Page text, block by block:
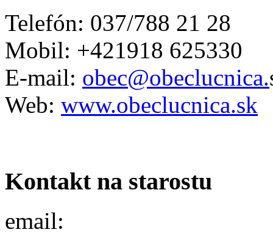
Telefón: 037/788 21 28
Mobil: +421918 625330
E-mail: obec@obeclucnica.
Web: www.obeclucnica.sk
Kontakt na starostu
email: